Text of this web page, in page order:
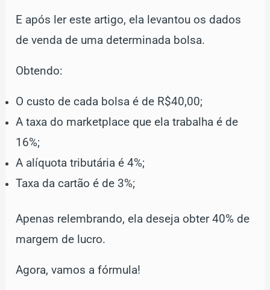
E após ler este artigo, ela levantou os dados
de venda de uma determinada bolsa.
Obtendo:
O custo de cada bolsa é de R$40,00;
A taxa do marketplace que ela trabalha é de
16%;
A alíquota tributária é 4%;
Taxa da cartão é de 3%;
Apenas relembrando, ela deseja obter 40% de
margem de lucro.
Agora, vamos a fórmula!